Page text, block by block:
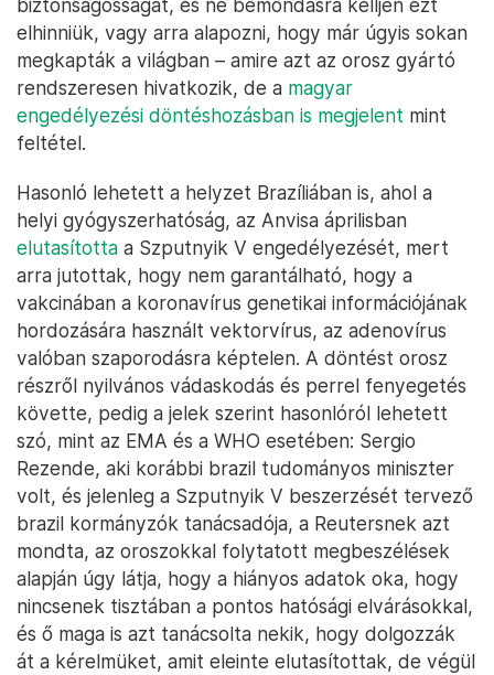
biztonságosságát, és ne bemondásra kelljen ezt
elhinniük, vagy arra alapozni, hogy már úgyis sokan
megkapták a világban – amire azt az orosz gyártó
rendszeresen hivatkozik, de a magyar
engedélyezési döntéshozásban is megjelent mint
feltétel.
Hasonló lehetett a helyzet Brazíliában is, ahol a
helyi gyógyszerhatóság, az Anvisa áprilisban
elutasította a Szputnyik V engedélyezését, mert
arra jutottak, hogy nem garantálható, hogy a
vakcinában a koronavírus genetikai információjának
hordozására használt vektorvírus, az adenovírus
valóban szaporodásra képtelen. A döntést orosz
részről nyilvános vádaskodás és perrel fenyegetés
követte, pedig a jelek szerint hasonlóról lehetett
szó, mint az EMA és a WHO esetében: Sergio
Rezende, aki korábbi brazil tudományos miniszter
volt, és jelenleg a Szputnyik V beszerzését tervező
brazil kormányzók tanácsadója, a Reutersnek azt
mondta, az oroszokkal folytatott megbeszélések
alapján úgy látja, hogy a hiányos adatok oka, hogy
nincsenek tisztában a pontos hatósági elvárásokkal,
és ő maga is azt tanácsolta nekik, hogy dolgozzák
át a kérelmüket, amit eleinte elutasítottak, de végül